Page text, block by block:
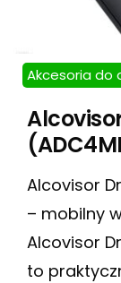
Akcesoria do
Alcovisor
– mobilny
Alcovisor
to